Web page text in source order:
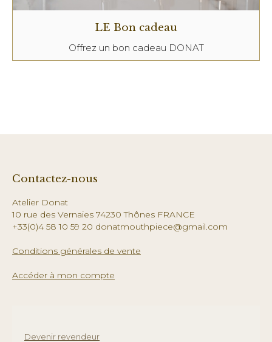
LE Bon cadeau
Offrez un bon cadeau DONAT
Contactez-nous
Atelier Donat
10 rue des Vernaies 74230 Thônes FRANCE
+33(0)4 58 10 59 20 donatmouthpiece@gmail.com
Conditions générales de vente
Accéder à mon compte
Devenir revendeur